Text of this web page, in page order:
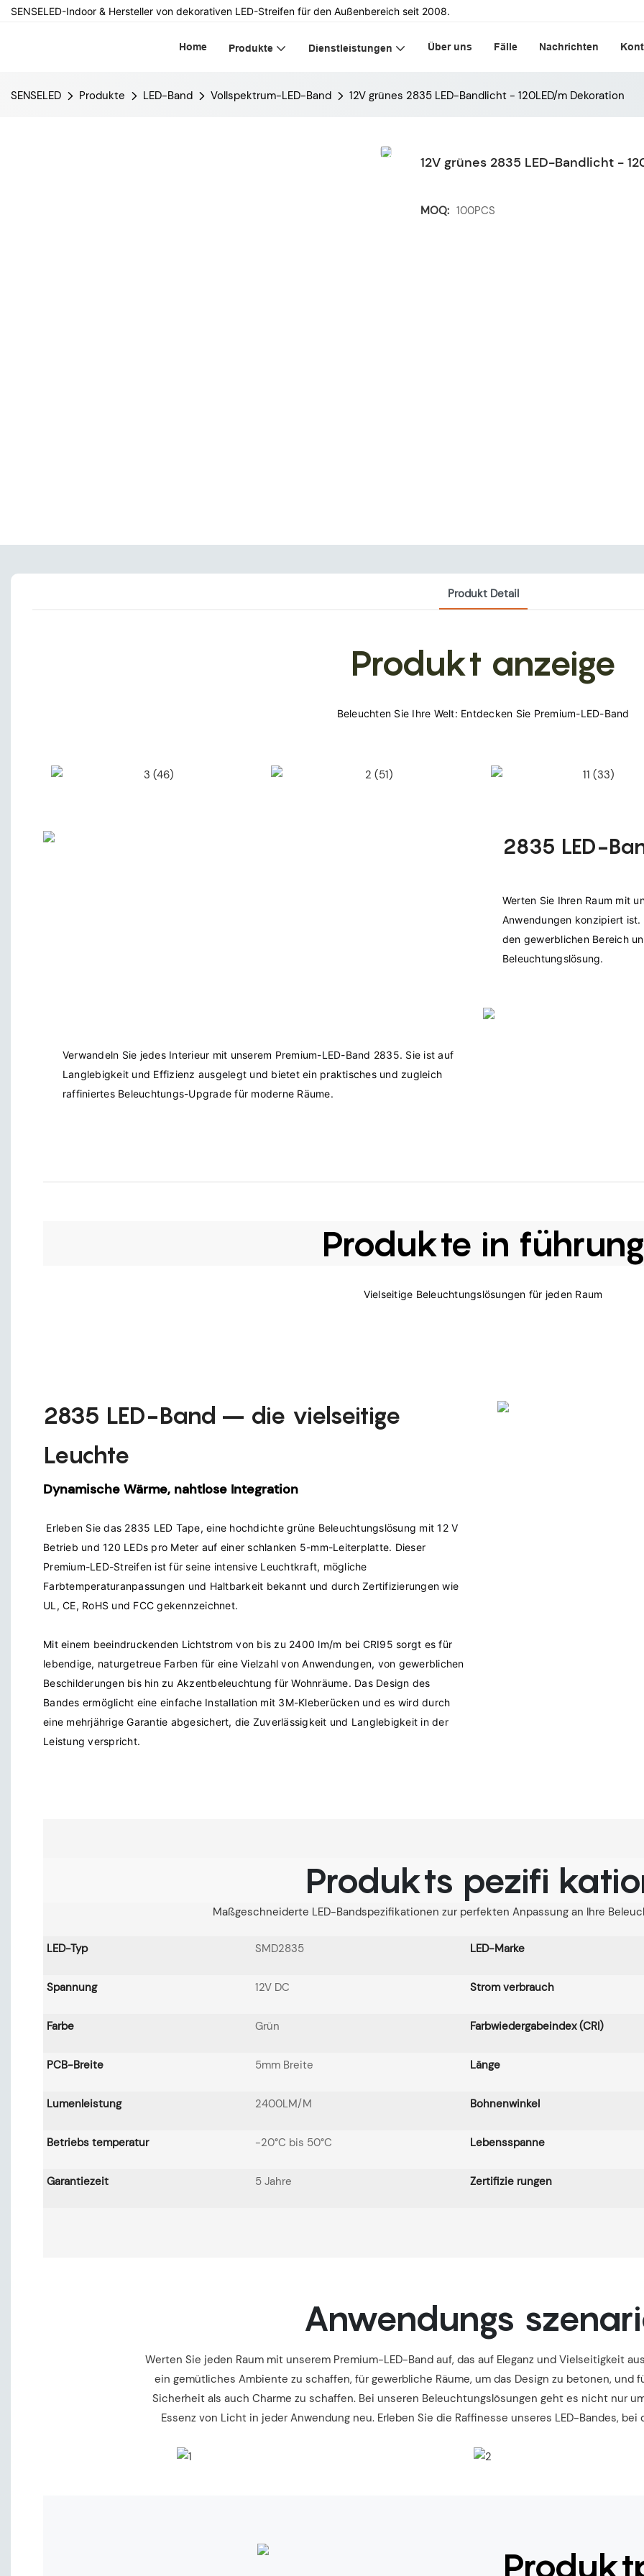
SENSELED-Indoor & Hersteller von dekorativen LED-Streifen für den Außenbereich seit 2008.
Home Produkte Dienstleistungen Über uns Fälle Nachrichten
SENSELED Produkte LED-Band Vollspektrum-LED-Band 12V grünes 2835 LED-Bandlicht - 120LED/m Dekoration
12V grünes 2835 LED-Bandlicht -
MOQ: 100PCS
Produkt Detail
Produkt anzeige
2835 LED-
Werten Sie Ihren Raum mit
Anwendungen konzipiert
den gewerblichen Bereich
Verwandeln Sie jedes Interieur mit unserem Premium-LED-Band 2835. Sie ist auf
Langlebigkeit und Effizienz ausgelegt und bietet ein praktisches und zugleich
Produkte in
2835 LED-Band – die vielseitige
Leuchte
Dynamische Wärme, nahtlose Integration
Betrieb und 120 LEDs pro Meter auf einer schlanken 5-mm-Leiterplatte. Dieser
Premium-LED-Streifen ist für seine intensive Leuchtkraft, mögliche
Farbtemperaturanpassungen und Haltbarkeit bekannt und durch Zertifizierungen wie
Mit einem beeindruckenden Lichtstrom von bis zu 2400 lm/m bei CRI95 sorgt es für
lebendige, naturgetreue Farben für eine Vielzahl von Anwendungen, von gewerblichen
Beschilderungen bis hin zu Akzentbeleuchtung für Wohnräume. Das Design des
Bandes ermöglicht eine einfache Installation mit 3M-Kleberücken und es wird durch
eine mehrjährige Garantie abgesichert, die Zuverlässigkeit und Langlebigkeit in der
Produkts pezifi
Maßgeschneiderte LED-Bandspezifikationen zur perfekten Anpassung an Ihre
LED-Typ SMD2835 LED-Marke
Spannung 12V DC Strom verbrauch
Farbe Grün Farbwiedergabeindex (CRI)
PCB-Breite 5mm Breite Länge
Lumenleistung 2400LM/M Bohnenwinkel
Betriebs temperatur -20°C bis 50°C Lebensspanne
Garantiezeit 5 Jahre Zertifizie rungen
Anwendungs
Werten Sie jeden Raum mit unserem Premium-LED-Band auf, das auf Eleganz und Vielseitigkeit
ein gemütliches Ambiente zu schaffen, für gewerbliche Räume, um das Design zu betonen, und
Sicherheit als auch Charme zu schaffen. Bei unseren Beleuchtungslösungen geht es nicht nur
Essenz von Licht in jeder Anwendung neu. Erleben Sie die Raffinesse unseres LED-Bandes,